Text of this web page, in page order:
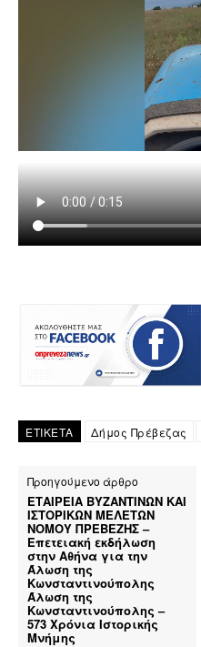
ΕΤΙΚΕΤΑ Δήμος Πρέβεζας
Προηγούμενο άρθρο
ΕΤΑΙΡΕΙΑ ΒΥΖΑΝΤΙΝΩΝ ΚΑΙ
ΙΣΤΟΡΙΚΩΝ ΜΕΛΕΤΩΝ
ΝΟΜΟΥ ΠΡΕΒΕΖΗΣ –
Επετειακή εκδήλωση
στην Αθήνα για την
Άλωση της
Κωνσταντινούπολης
Άλωση της
Κωνσταντινούπολης –
573 Χρόνια Ιστορικής
Μνήμης